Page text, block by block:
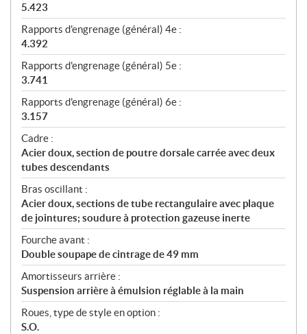
5.423
Rapports d'engrenage (général) 4e :
4.392
Rapports d'engrenage (général) 5e :
3.741
Rapports d'engrenage (général) 6e :
3.157
Cadre :
Acier doux, section de poutre dorsale carrée avec deux
tubes descendants
Bras oscillant :
Acier doux, sections de tube rectangulaire avec plaque
de jointures; soudure à protection gazeuse inerte
Fourche avant :
Double soupape de cintrage de 49 mm
Amortisseurs arrière :
Suspension arrière à émulsion réglable à la main
Roues, type de style en option :
S.O.